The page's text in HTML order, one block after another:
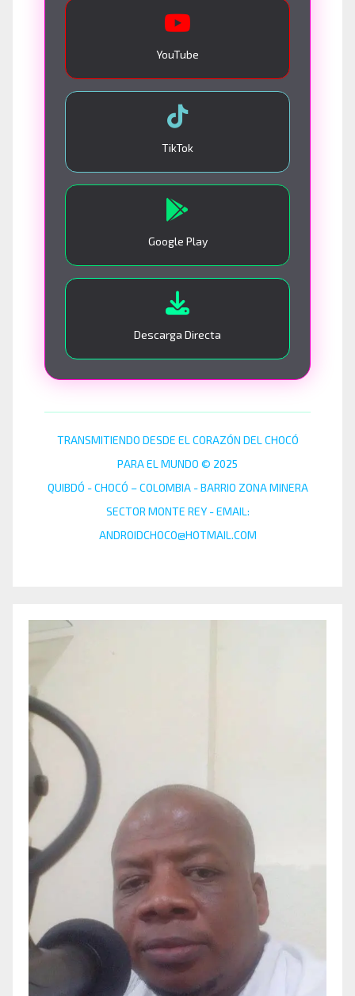
YouTube
TikTok
Google Play
Descarga Directa
TRANSMITIENDO DESDE EL CORAZÓN DEL CHOCÓ
PARA EL MUNDO © 2025
QUIBDÓ - CHOCÓ – COLOMBIA - BARRIO ZONA MINERA
SECTOR MONTE REY - EMAIL:
ANDROIDCHOCO@HOTMAIL.COM